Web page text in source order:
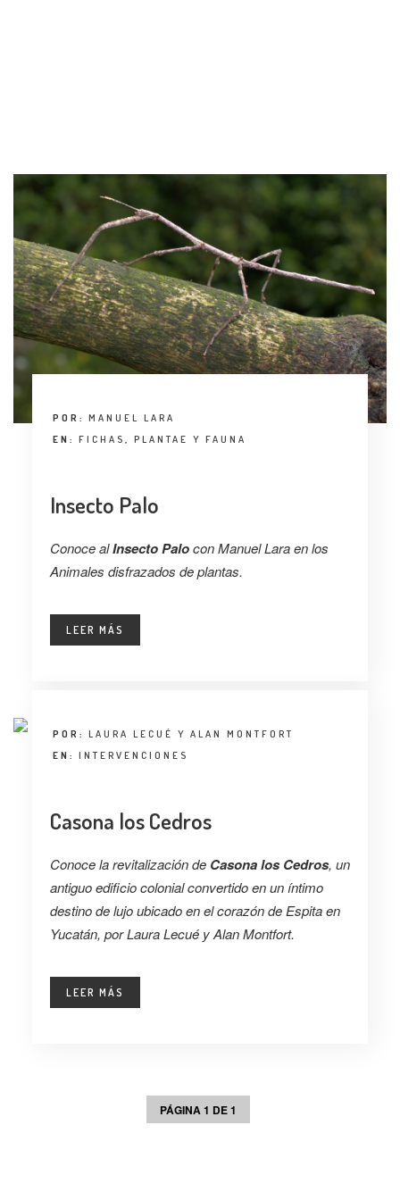
LANDUUM
COLABORADORES
CONSEJO HONORÍFICO
POR: MANUEL LARA
EN: FICHAS PLANTAE Y FAUNA
Insecto Palo
Conoce alInsecto Palocon Manuel Lara en los
Animales disfrazados de plantas.
LEER MÁS
POR: LAURA LECUÉ Y ALAN MONTFORT
EN: INTERVENCIONES
Casona los Cedros
Conoce la revitalización de Casona los Cedros, un
antiguo edificio colonial convertido en un íntimo
destino de lujo ubicado en el corazón de Espita en
Yucatán, por Laura Lecué y Alan Montfort.
LEER MÁS
PÁGINA 1 DE 1